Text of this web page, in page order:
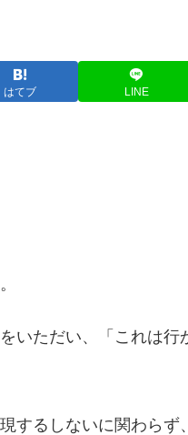
はてブ LINE
いただい、「これは
するしないに関わらず